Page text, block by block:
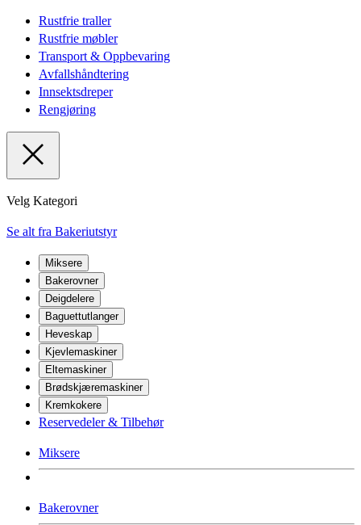
Rustfrie traller
Rustfrie møbler
Transport & Oppbevaring
Avfallshåndtering
Innsektsdreper
Rengjøring
Velg Kategori
Se alt fra Bakeriutstyr
Miksere
Bakerovner
Deigdelere
Baguettutlanger
Heveskap
Kjevlemaskiner
Eltemaskiner
Brødskjæremaskiner
Kremkokere
Reservedeler & Tilbehør
Miksere
Bakerovner